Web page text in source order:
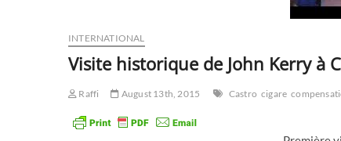
INTERNATIONAL
Visite historique de John Kerry à
Raffi August 13th, 2015 Castro cigare